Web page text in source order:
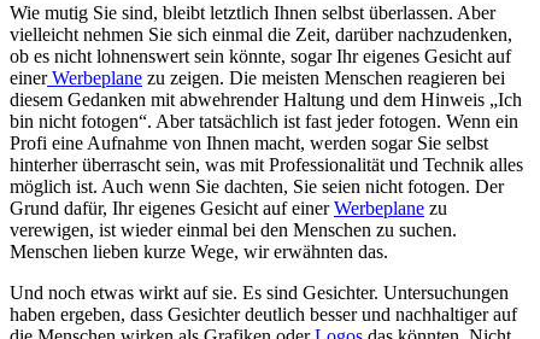
Wie mutig Sie sind, bleibt letztlich Ihnen selbst überlassen. Aber
vielleicht nehmen Sie sich einmal die Zeit, darüber nachzudenken,
ob es nicht lohnenswert sein könnte, sogar Ihr eigenes Gesicht auf
einerWerbeplane zu zeigen. Die meisten Menschen reagieren bei
diesem Gedanken mit abwehrender Haltung und dem Hinweis „Ich
bin nicht fotogen“. Aber tatsächlich ist fast jeder fotogen. Wenn ein
Profi eine Aufnahme von Ihnen macht, werden sogar Sie selbst
hinterher überrascht sein, was mit Professionalität und Technik alles
möglich ist. Auch wenn Sie dachten, Sie seien nicht fotogen. Der
Grund dafür, Ihr eigenes Gesicht auf einerWerbeplane zu
verewigen, ist wieder einmal bei den Menschen zu suchen.
Menschen lieben kurze Wege, wir erwähnten das.
Und noch etwas wirkt auf sie. Es sind Gesichter. Untersuchungen
haben ergeben, dass Gesichter deutlich besser und nachhaltiger auf